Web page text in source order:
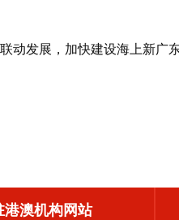
发展，加快建设海上新广东
港澳机构网站